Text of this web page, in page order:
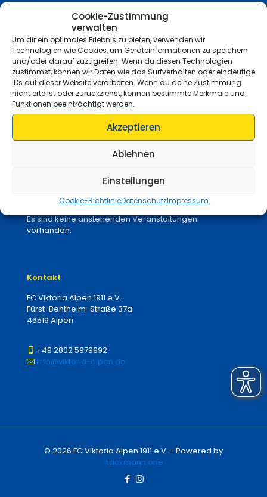
Cookie-Zustimmung
verwalten
Um dir ein optimales Erlebnis zu bieten, verwenden wir
Technologien wie Cookies, um Geräteinformationen zu speichern
und/oder darauf zuzugreifen. Wenn du diesen Technologien
zustimmst, können wir Daten wie das Surfverhalten oder eindeutige
IDs auf dieser Website verarbeiten. Wenn du deine Zustimmung
nicht erteilst oder zurückziehst, können bestimmte Merkmale und
Funktionen beeinträchtigt werden.
Akzeptieren
Ablehnen
Einstellungen
Cookie-RichtlinieDatenschutzImpressum
Unsere Sponsoren
Volksbank Niederrhein
Sparkasse Niederrhein
Lemken
Edeka Luft
Feinkost Ridder
Mielco GmbH
Hörsysteme Palzer
Nächsten Termine
Es sind keine anstehenden Veranstaltungen
vorhanden.
Kontakt
FC Viktoria Alpen 1911 e.V.
Fürst-Bentheim-Straße 37a
46519 Alpen
+49 2802 5979992
info@viktoria-alpen.de
© 2026 FC Viktoria Alpen 1911 e.V. - Powered by
hackmann.one